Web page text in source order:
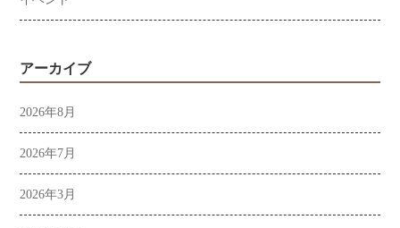
アーカイブ
2026年8月
2026年7月
2026年3月